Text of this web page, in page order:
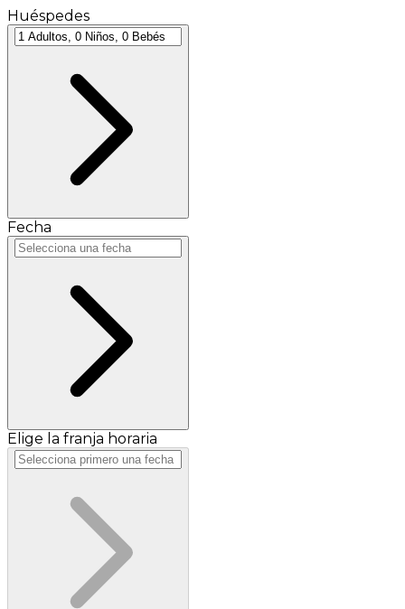
Huéspedes
Fecha
Elige la franja horaria